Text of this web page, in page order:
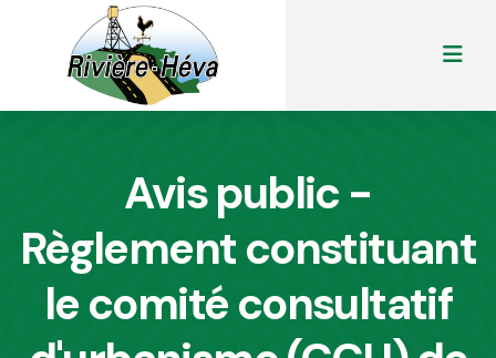
Avis public -
Règlement constituant
le comité consultatif